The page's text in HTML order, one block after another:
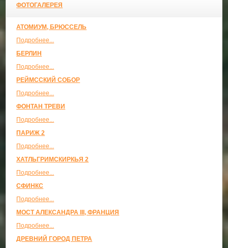
ФОТОГАЛЕРЕЯ
АТОМИУМ, БРЮССЕЛЬ
Подробнее...
БЕРЛИН
Подробнее...
РЕЙМССКИЙ СОБОР
Подробнее...
ФОНТАН ТРЕВИ
Подробнее...
ПАРИЖ 2
Подробнее...
ХАТЛЬГРИМСКИРКЬЯ 2
Подробнее...
СФИНКС
Подробнее...
МОСТ АЛЕКСАНДРА III, ФРАНЦИЯ
Подробнее...
ДРЕВНИЙ ГОРОД ПЕТРА